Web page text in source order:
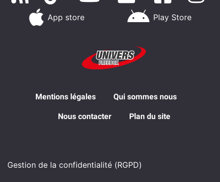
App store Play Store
Mentions légales Qui sommes nous
Nous contacter Plan du site
Gestion de la confidentialité (RGPD)